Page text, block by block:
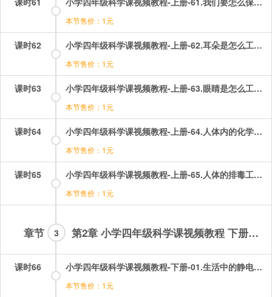
本节售价：1元
课时62 小学四年级科学课视频教程-上册-62.耳朵是怎么工作的？.mp4
本节售价：1元
课时63 小学四年级科学课视频教程-上册-63.眼睛是怎么工作的？.mp4
本节售价：1元
课时64 小学四年级科学课视频教程-上册-64.人体内的化学武器.mp4
本节售价：1元
课时65 小学四年级科学课视频教程-上册-65.人体的排毒工厂.mp4
本节售价：1元
章节 第2章 小学四年级科学课视频教程 下册部分
3
课时66 小学四年级科学课视频教程-下册-01.生活中的静电现象（一）——体验静电现象.mp4
本节售价：1元